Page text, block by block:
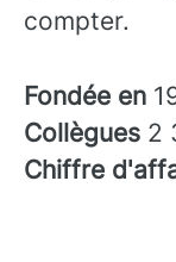
compter.
Fondée en
Collègues 2
Chiffre